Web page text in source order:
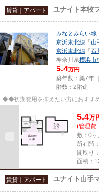
賃貸｜アパート ユナイト本牧
みなとみらい線
京浜東北線 「 山
京浜東北線 「 石
神奈川県横浜市
5.4万円
築年数：築7年
階数：2階建
◆◆初期費用を抑えたい方におす
5.4万
(管理費
敷：0ヶ
所在階
間取り
面積：
賃貸｜アパート ユナイト山手